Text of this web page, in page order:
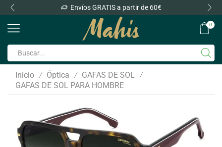
Envíos GRATIS a partir de 60€
0
Inicio / Óptica / GAFAS DE SOL /
GAFAS DE SOL PARA HOMBRE